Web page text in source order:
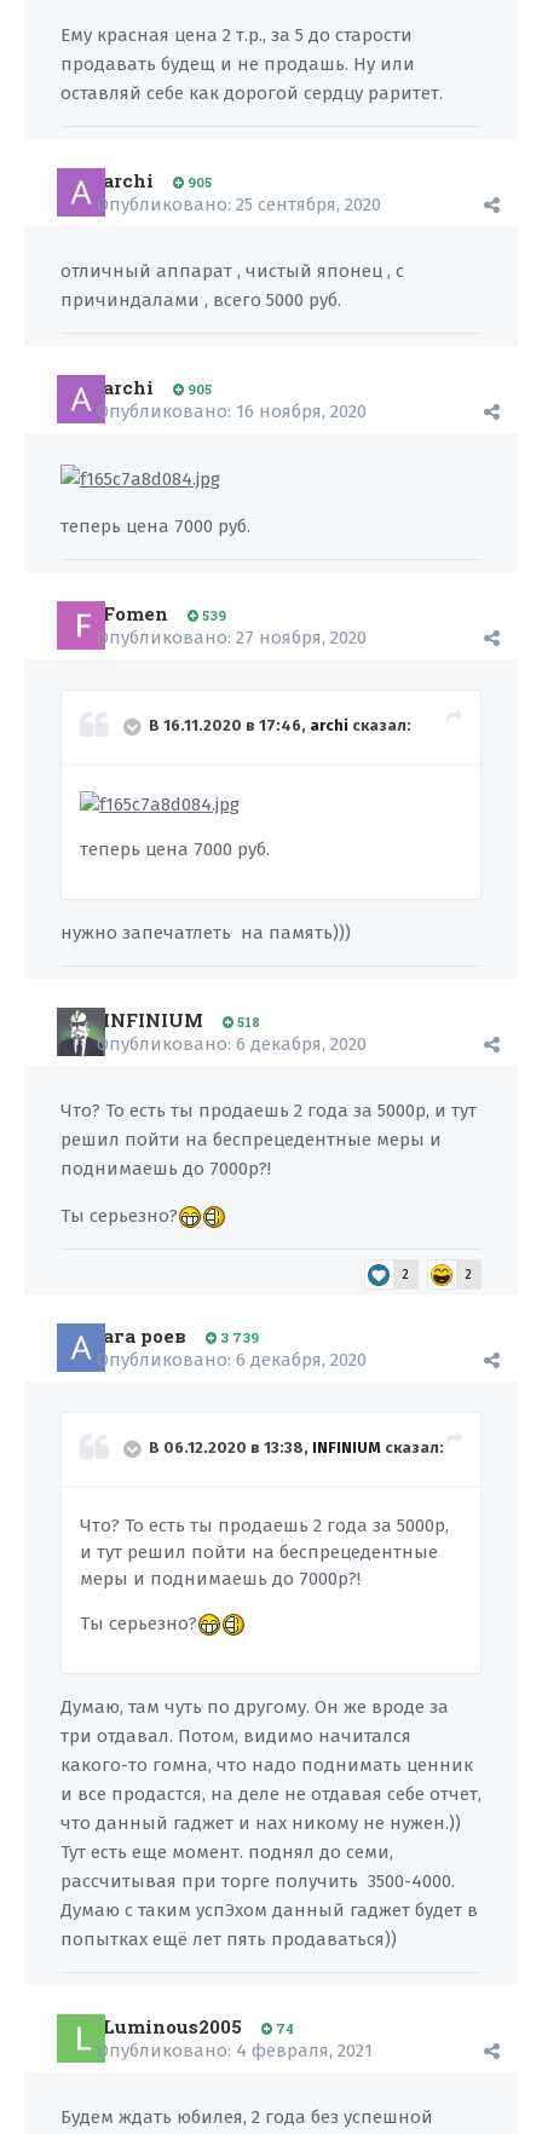
Ему красная цена 2 т.р., за 5 до старости
продавать будещ и не продашь. Ну или
оставляй себе как дорогой сердцу раритет.
archi 905
Опубликовано: 25 сентября, 2020
отличный аппарат , чистый японец , с
причиндалами , всего 5000 руб.
archi 905
Опубликовано: 16 ноября, 2020
теперь цена 7000 руб.
Fomen 539
Опубликовано: 27 ноября, 2020
В 16.11.2020 в 17:46, archi сказал:
теперь цена 7000 руб.
нужно запечатлеть на память)))
INFINIUM 518
Опубликовано: 6 декабря, 2020
Что? То есть ты продаешь 2 года за 5000р, и тут
решил пойти на беспрецедентные меры и
поднимаешь до 7000р?!
Ты серьезно?
2 2
ага роев 3 739
Опубликовано: 6 декабря, 2020
В 06.12.2020 в 13:38, INFINIUM сказал:
Что? То есть ты продаешь 2 года за 5000р,
и тут решил пойти на беспрецедентные
меры и поднимаешь до 7000р?!
Ты серьезно?
Думаю, там чуть по другому. Он же вроде за
три отдавал. Потом, видимо начитался
какого-то гомна, что надо поднимать ценник
и все продастся, на деле не отдавая себе отчет,
что данный гаджет и нах никому не нужен.))
Тут есть еще момент. поднял до семи,
рассчитывая при торге получить 3500-4000.
Думаю с таким успЭхом данный гаджет будет в
попытках ещё лет пять продаваться))
Luminous2005 74
Опубликовано: 4 февраля, 2021
Будем ждать юбилея, 2 года без успешной